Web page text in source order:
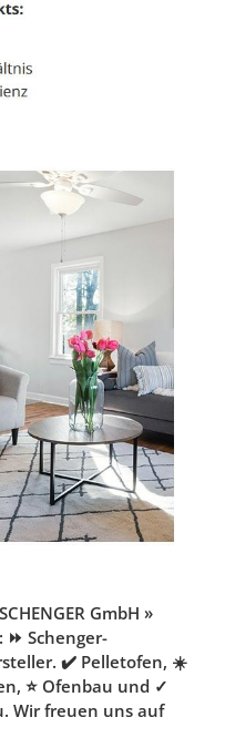
GmbH »
Schenger-
✔️ Pelletofen, ☀️
⭐ Ofenbau und ✓
Wir freuen uns auf